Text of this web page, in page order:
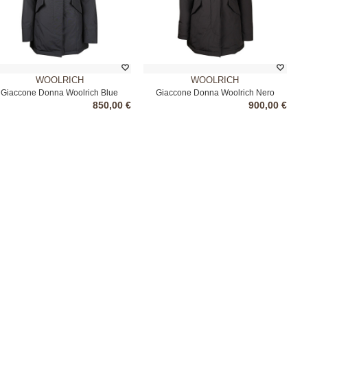
WOOLRICH
Giaccone Donna Woolrich Blue
850,00 €
WOOLRICH
Giaccone Donna Woolrich Nero
900,00 €